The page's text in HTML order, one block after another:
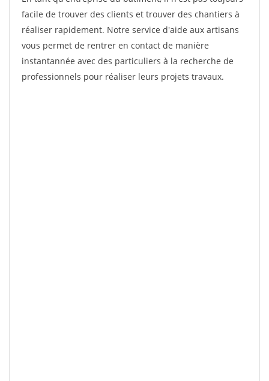
facile de trouver des clients et trouver des chantiers à
réaliser rapidement. Notre service d'aide aux artisans
vous permet de rentrer en contact de manière
instantannée avec des particuliers à la recherche de
professionnels pour réaliser leurs projets travaux.